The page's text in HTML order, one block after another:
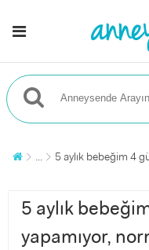
... 5 aylık bebeğim 4
5 aylık
yapamıyor,